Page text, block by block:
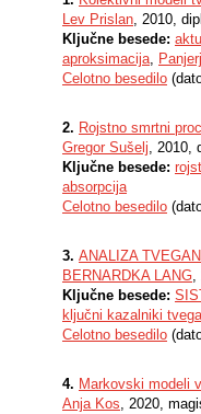
Lev Prislan, 2010,
Ključne besede:
aproksimacija,
Celotno besedilo
2. Rojstno smrtni
Gregor Sušelj, 2010,
Ključne besede:
absorpcija
Celotno besedilo
3. ANALIZA
BERNARDKA LANG,
Ključne besede:
ključni kazalniki
Celotno besedilo
4. Markovski modeli
Anja Kos, 2020,